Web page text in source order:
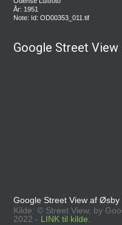
År: 1951
Note: Id: OD00353_011.tif
Google Street
Google Street View af Øsby
Kilde: © Street View, by
2022 - LINK til kilde.